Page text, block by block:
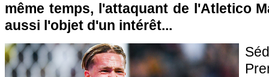
même temps, l'attaquant de l'Atletico
aussi l'objet d'un intérêt...